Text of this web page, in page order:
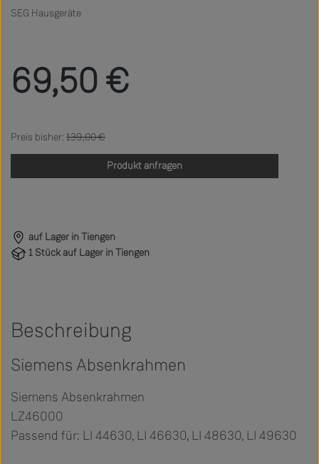
SEG Hausgeräte
69,50 €
Regulärer Preis:
139,00 €
Produkt anfragen
auf Lager in Tiengen
1 Stück auf Lager in Tiengen
Beschreibung
Siemens Absenkrahmen
Siemens Absenkrahmen
LZ46000
Passend für: LI 44630, LI 46630, LI 48630, LI 49630